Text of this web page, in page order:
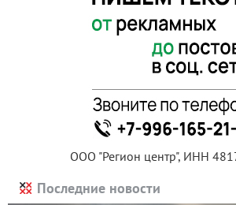
ООО "Регион центр", ИНН
Последние новости